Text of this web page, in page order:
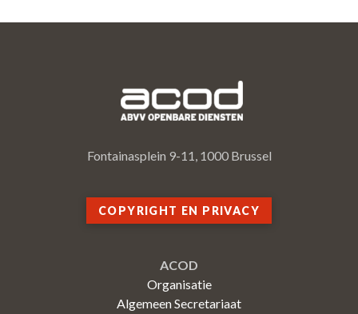
Fontainasplein 9-11, 1000 Brussel
COPYRIGHT EN PRIVACY
ACOD
Organisatie
Algemeen Secretariaat